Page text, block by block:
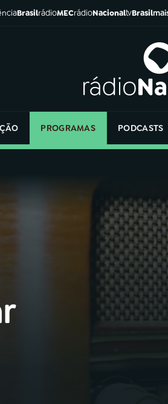
BrasilrádioMECrádioNacionaltvBrasil
PROGRAMAS PODCASTS